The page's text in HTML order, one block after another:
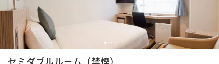
¥19,424~
2名 ¥ 18,064 ~
1 2 3 4
セミダブルルーム（禁煙）